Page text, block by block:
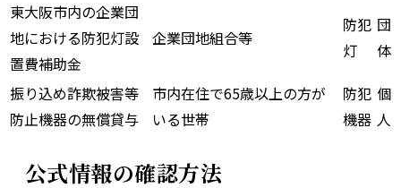
東大阪市内の企業団
地における防犯灯設
置費補助金
企業団地組合等
防犯
灯
団
体
振り込め詐欺被害等
防止機器の無償貸与
市内在住で65歳以上の方が
いる世帯
防犯
機器
個
人
公式情報の確認方法